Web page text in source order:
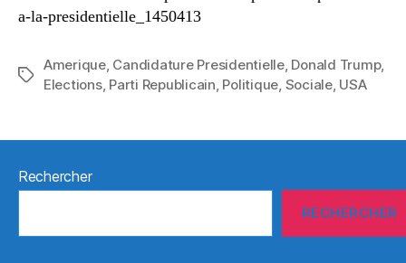
a-la-presidentielle_1450413
Étiquettes
Amerique, Candidature Presidentielle, Donald Trump,
Elections, Parti Republicain, Politique, Sociale, USA
Rechercher
RECHERCHER